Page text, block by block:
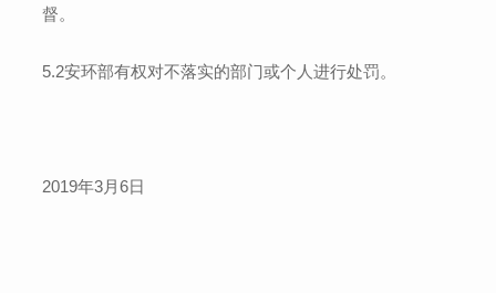
督。
5.2安环部有权对不落实的部门或个人进行处罚。
2019年3月6日